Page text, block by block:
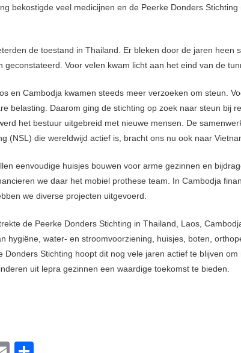
bekostigde veel medicijnen en de Peerke Donders
de toestand in Thailand. Er bleken door de jaren heen
geconstateerd. Voor velen kwam licht aan het eind van de
en Cambodja kwamen steeds meer verzoeken om steun.
belasting. Daarom ging de stichting op zoek naar steun bij
het bestuur uitgebreid met nieuwe mensen. De
(NSL) die wereldwijd actief is, bracht ons nu ook naar
eenvoudige huisjes bouwen voor arme gezinnen en
we daar het mobiel prothese team. In Cambodja
we diverse projecten uitgevoerd.
de Peerke Donders Stichting in Thailand, Laos,
hygiëne, water- en stroomvoorziening, huisjes, boten,
Donders Stichting hoopt dit nog vele jaren actief te blijven
uit lepra gezinnen een waardige toekomst te bieden.